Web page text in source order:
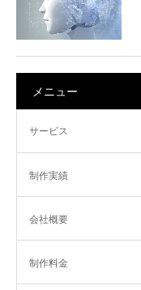
メニュー
サービス
制作実績
会社概要
制作料金